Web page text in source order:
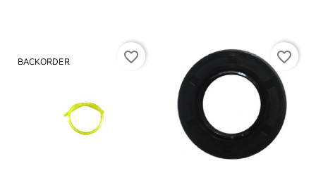
BACKORDER favorite_border favorite_border